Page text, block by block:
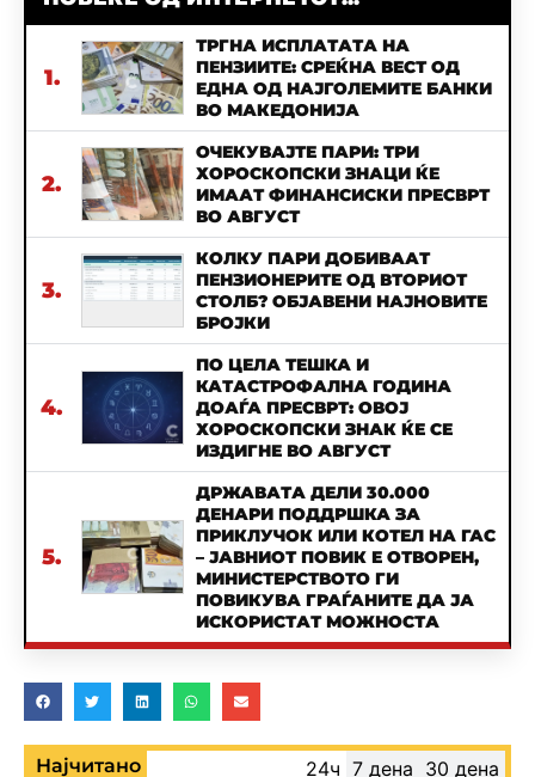
1.
ТРГНА ИСПЛАТАТА НА
ПЕНЗИИТЕ: СРЕЌНА ВЕСТ ОД
ЕДНА ОД НАЈГОЛЕМИТЕ БАНКИ
ВО МАКЕДОНИЈА
2.
ОЧЕКУВАЈТЕ ПАРИ: ТРИ
ХОРОСКОПСКИ ЗНАЦИ ЌЕ
ИМААТ ФИНАНСИСКИ ПРЕСВРТ
ВО АВГУСТ
3.
КОЛКУ ПАРИ ДОБИВААТ
ПЕНЗИОНЕРИТЕ ОД ВТОРИОТ
СТОЛБ? ОБЈАВЕНИ НАЈНОВИТЕ
БРОЈКИ
4.
ПО ЦЕЛА ТЕШКА И
КАТАСТРОФАЛНА ГОДИНА
ДОАЃА ПРЕСВРТ: ОВОЈ
ХОРОСКОПСКИ ЗНАК ЌЕ СЕ
ИЗДИГНЕ ВО АВГУСТ
5.
ДРЖАВАТА ДЕЛИ 30.000
ДЕНАРИ ПОДДРШКА ЗА
ПРИКЛУЧОК ИЛИ КОТЕЛ НА ГАС
– ЈАВНИОТ ПОВИК Е ОТВОРЕН,
МИНИСТЕРСТВОТО ГИ
ПОВИКУВА ГРАЃАНИТЕ ДА ЈА
ИСКОРИСТАТ МОЖНОСТА
Најчитано 24ч 7 дена 30 дена